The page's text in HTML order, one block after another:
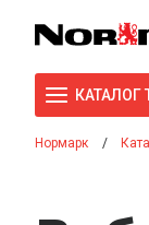
КАТАЛОГ
Нормарк